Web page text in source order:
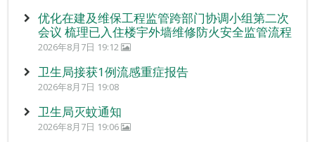
优化在建及维保工程监管跨部门协调小组第二次
会议 梳理已入住楼宇外墙维修防火安全监管流程
2026年8月7日 19:12
卫生局接获1例流感重症报告
2026年8月7日 19:08
卫生局灭蚊通知
2026年8月7日 19:06